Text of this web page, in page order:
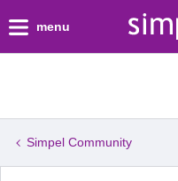
menu
Simpel Community